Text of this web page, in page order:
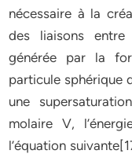
nécessaire à la
des liaisons entre
générée par la
particule sphérique
une
molaire V,
l’équation